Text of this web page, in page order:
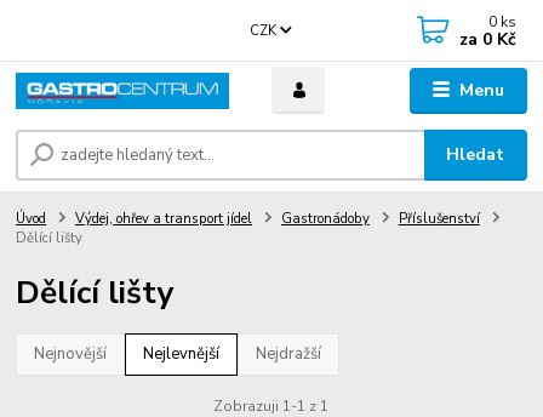
Menu
CZK
Hledat
0 ks
za 0 Kč
Úvod Výdej, ohřev a transport jídel Gastronádoby
Příslušenství
Dělící lišty
Dělící lišty
Nejnovější Nejlevnější Nejdražší
Zobrazuji 1-1 z 1